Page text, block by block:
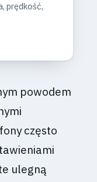
prędkość,
powodem
często
ulegną